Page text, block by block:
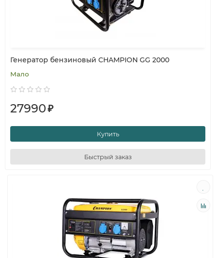
Генератор бензиновый CHAMPION GG 2000
Мало
27990₽
Купить
Быстрый заказ